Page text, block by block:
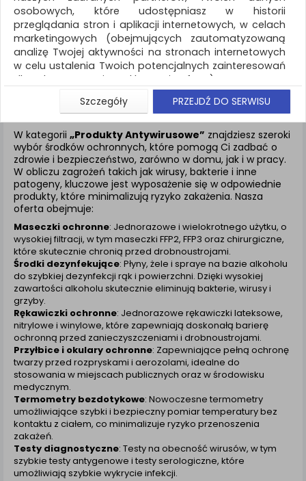
Antywirus
ZNALEZIONYCH PRODUKTÓW: 57
ANTYWIRUS
Produkty Antywirusowe - Ochrona Twojego Zdrowia
W kategorii „Produkty Antywirusowe” znajdziesz szeroki
wybór środków ochronnych, które pomogą Ci zadbać o
zdrowie i bezpieczeństwo, zarówno w domu, jak i w pracy.
W obliczu zagrożeń takich jak wirusy, bakterie i inne
patogeny, kluczowe jest wyposażenie się w odpowiednie
produkty, które minimalizują ryzyko zakażenia. Nasza
oferta obejmuje:
Maseczki ochronne: Jednorazowe i wielokrotnego użytku, o
wysokiej filtracji, w tym maseczki FFP2, FFP3 oraz chirurgiczne,
które skutecznie chronią przed drobnoustrojami.
Środki dezynfekujące: Płyny, żele i spraye na bazie alkoholu
do szybkiej dezynfekcji rąk i powierzchni. Dzięki wysokiej
zawartości alkoholu skutecznie eliminują bakterie, wirusy i
grzyby.
Rękawiczki ochronne: Jednorazowe rękawiczki lateksowe,
nitrylowe i winylowe, które zapewniają doskonałą barierę
ochronną przed zanieczyszczeniami i drobnoustrojami.
Przyłbice i okulary ochronne: Zapewniające pełną ochronę
twarzy przed rozpryskami i aerozolami, idealne do
stosowania w miejscach publicznych oraz w środowisku
medycznym.
Termometry bezdotykowe: Nowoczesne termometry
umożliwiające szybki i bezpieczny pomiar temperatury bez
kontaktu z ciałem, co minimalizuje ryzyko przenoszenia
zakażeń.
Testy diagnostyczne: Testy na obecność wirusów, w tym
szybkie testy antygenowe i testy serologiczne, które
umożliwiają szybkie wykrycie infekcji.
osobowych, które udostępniasz w historii
przeglądania stron i aplikacji internetowych, w celach
marketingowych (obejmujących zautomatyzowaną
analizę Twojej aktywności na stronach internetowych
w celu ustalenia Twoich potencjalnych zainteresowań
dla dostosowania reklamy i oferty), w tym na
umieszczanie tzw. cookies na Twoich urządzeniach i
ich odczytywanie, kliknij przycisk „Przejdź do serwisu”.
Jeśli nie chcesz wyrazić zgody lub ograniczyć jej
zakres, kliknij „Szczegóły”, gdzie znajdziesz wszelkie
informacje o tym jak to zrobić . Te same informacje
znajdziesz także na podstronie z naszą polityką
prywatności obowiązującą od 25 maja 2018.
W przypadku użytkowników zalogowanych, aby
umożliwić prawidłową realizację Umowy z Państwem i
związane z tym prawidłowe działanie naszej strony
www, a w szczególności np. wysłanie potwierdzenia
zamówienia na Państwa email lub wyświetlenie
Państwu prawidłowych informacji o promocjach czy
cenach indywidualnych, ważna jest Państwa
wcześniejsza zgoda której udzieliliście podczas
zakładania konta.
Każda Państwa zgoda jest dobrowolna i można ją w
dowolnym momencie wycofać.
Polityka prywatności (rozwiń)
Klauzula Informacyjna (rozwiń)
Lista Zaufanych Partnerów (rozwiń)
Szczegóły PRZEJDŹ DO SERWISU